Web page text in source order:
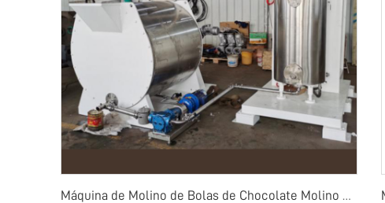
Máquina de Molino de Bolas de Chocolate Molino de Bolas de Chocolate con Concha